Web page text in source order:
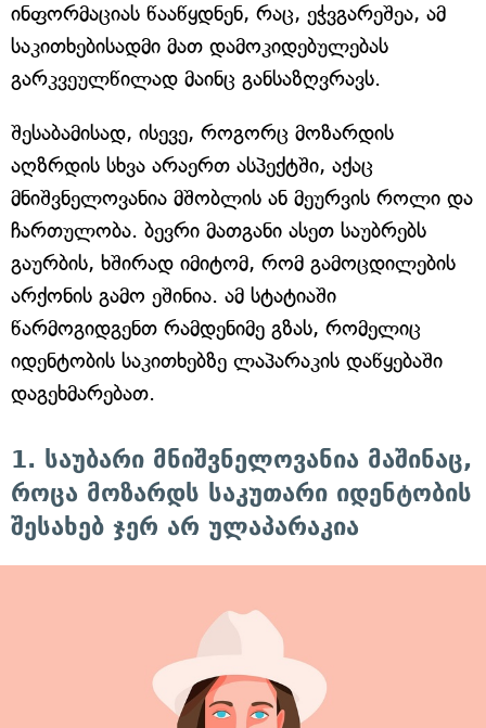
ინფორმაციას წააწყდნენ, რაც, ეჭვგარეშეა, ამ
საკითხებისადმი მათ დამოკიდებულებას
გარკვეულწილად მაინც განსაზღვრავს.
შესაბამისად, ისევე, როგორც მოზარდის
აღზრდის სხვა არაერთ ასპექტში, აქაც
მნიშვნელოვანია მშობლის ან მეურვის როლი და
ჩართულობა. ბევრი მათგანი ასეთ საუბრებს
გაურბის, ხშირად იმიტომ, რომ გამოცდილების
არქონის გამო ეშინია. ამ სტატიაში
წარმოგიდგენთ რამდენიმე გზას, რომელიც
იდენტობის საკითხებზე ლაპარაკის დაწყებაში
დაგეხმარებათ.
1. საუბარი მნიშვნელოვანია მაშინაც,
როცა მოზარდს საკუთარი იდენტობის
შესახებ ჯერ არ ულაპარაკია